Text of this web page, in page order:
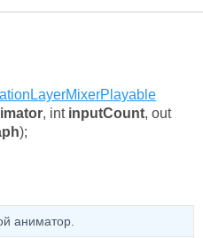
, int inputCount, out
);
аниматор.